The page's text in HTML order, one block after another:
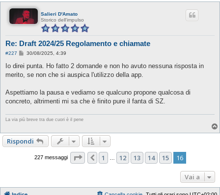
Salieri D'Amato
Storico dell'impulso
Re: Draft 2024/25 Regolamento e chiamate
#227
M
s
s
a
i
o
30/08/2025, 4:39
Io direi punta. Ho fatto 2 domande e non ho avuto nessuna risposta in
merito, se non che si auspica l'utilizzo della app.
Aspettiamo la pausa e vediamo se qualcuno propone qualcosa di
concreto, altrimenti mi sa che è finito pure il fanta di SZ.
La via più breve tra due cuori è il pene
Rispondi
227 messaggi Pagina 16di16
Precedente
1 … 12 13 14 15 16
Vai a